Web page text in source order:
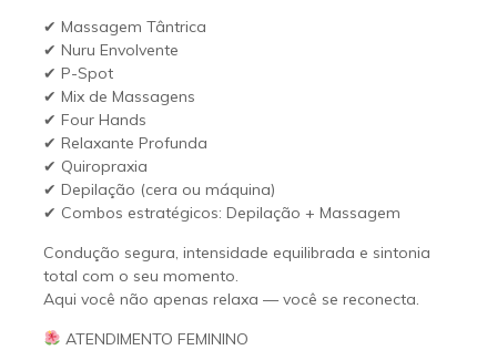
✔ Massagem Tântrica
✔ Nuru Envolvente
✔ P-Spot
✔ Mix de Massagens
✔ Four Hands
✔ Relaxante Profunda
✔ Quiropraxia
✔ Depilação (cera ou máquina)
✔ Combos estratégicos: Depilação + Massagem
Condução segura, intensidade equilibrada e sintonia
total com o seu momento.
Aqui você não apenas relaxa — você se reconecta.
ATENDIMENTO FEMININO